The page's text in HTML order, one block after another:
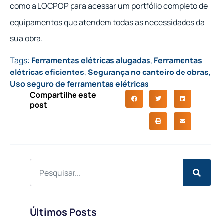
como a LOCPOP para acessar um portfólio completo de
equipamentos que atendem todas as necessidades da
sua obra.
Tags: Ferramentas elétricas alugadas, Ferramentas
elétricas eficientes,Segurança no canteiro de obras,
Uso seguro de ferramentas elétricas
Compartilhe este
post
Últimos Posts